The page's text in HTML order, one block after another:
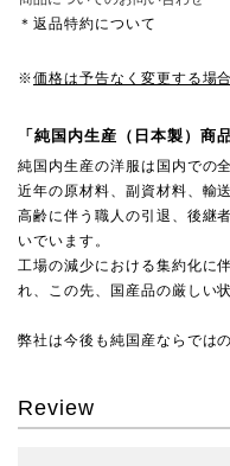
＊返品特約について
※価格は予告なく変更する場
「純国内生産（日本製）商
純国内生産の洋服は国内での
近年の原材料、副資材料、輸
高齢に伴う職人の引退、後継
いでいます。
工場の減少における集約化に
れ、この先、国産品の厳しい
弊社は今後も純国産ならでは
Review